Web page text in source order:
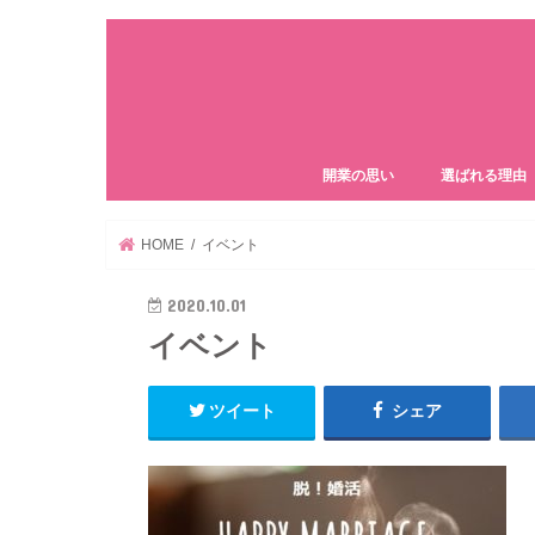
開業の思い 選ばれる理由
HOME イベント
2020.10.01
イベント
ツイート シェア